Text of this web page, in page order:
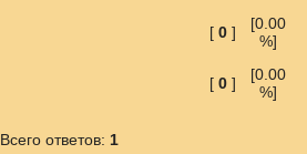
[ 0]
[0.00
%]
[ 0]
[0.00
%]
Всего ответов: 1